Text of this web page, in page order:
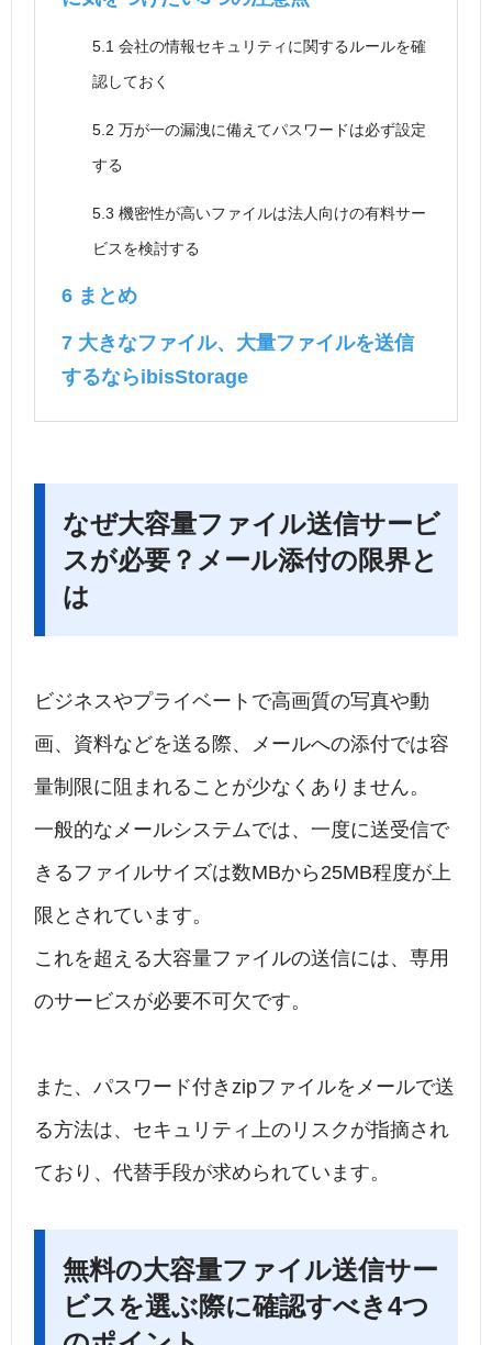
5.1 会社の情報セキュリティに関するルールを確
認しておく
5.2 万が一の漏洩に備えてパスワードは必ず設定
する
5.3 機密性が高いファイルは法人向けの有料サー
ビスを検討する
6 まとめ
7 大きなファイル、大量ファイルを送信
するならibisStorage
なぜ大容量ファイル送信サービ
スが必要？メール添付の限界と
は
ビジネスやプライベートで高画質の写真や動
画、資料などを送る際、メールへの添付では容
量制限に阻まれることが少なくありません。
一般的なメールシステムでは、一度に送受信で
きるファイルサイズは数MBから25MB程度が上
限とされています。
これを超える大容量ファイルの送信には、専用
のサービスが必要不可欠です。
また、パスワード付きzipファイルをメールで送
る方法は、セキュリティ上のリスクが指摘され
ており、代替手段が求められています。
無料の大容量ファイル送信サー
ビスを選ぶ際に確認すべき4つ